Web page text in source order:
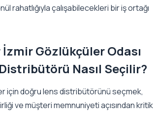
rahatlığıyla çalışabilecekleri bir iş ortağı
Gözlükçüler Odası
Nasıl Seçilir?
için doğru lens distribütörünü seçmek,
ve müşteri memnuniyeti açısından kritik